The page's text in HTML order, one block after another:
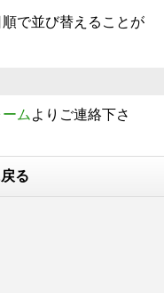
で並び替えることが
ム よりご連絡下さ
る